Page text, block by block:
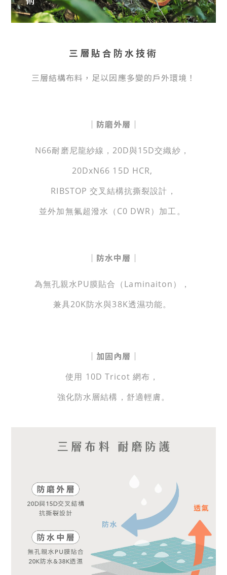
三層貼合防水技術
三層結構布料，足以因應多變的戶外環境！
｜防磨外層｜
N66耐磨尼龍紗線，20D與15D交織紗，
20DxN66 15D HCR,
RIBSTOP 交叉結構抗撕裂設計，
並外加無氟超潑水（C0 DWR）加工。
｜ 防水中層 ｜
為無孔親水PU膜貼合（Laminaiton），
兼具20K防水與38K透濕功能。
｜ 加固內層 ｜
使用 10D Tricot 網布，
強化防水層結構，舒適輕膚。